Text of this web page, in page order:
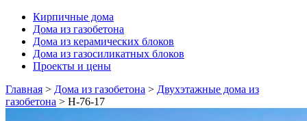
Кирпичные дома
Дома из газобетона
Дома из керамических блоков
Дома из газосиликатных блоков
Проекты и цены
Главная > Дома из газобетона > Двухэтажные дома из
газобетона > Н-76-17